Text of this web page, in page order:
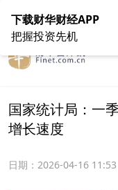
在线客服 关于我们
国家统计局：一
增长速度
日期： 2026-04-16 11:53
下载财华财经APP
把握投资先机